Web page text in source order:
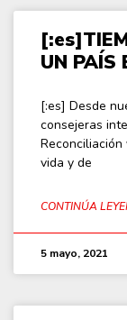
UN PAÍS
[:es] Desde
consejeras
vida y de
CONTINÚA
5 mayo, 2021